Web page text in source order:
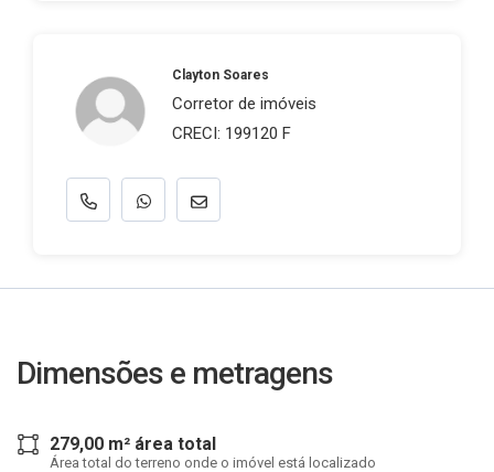
Clayton Soares
Corretor de imóveis
CRECI: 199120 F
Dimensões e metragens
279,00 m² área total
Área total do terreno onde o imóvel está localizado